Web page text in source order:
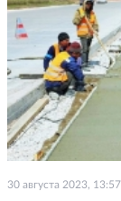
30 августа 2023, 13:57